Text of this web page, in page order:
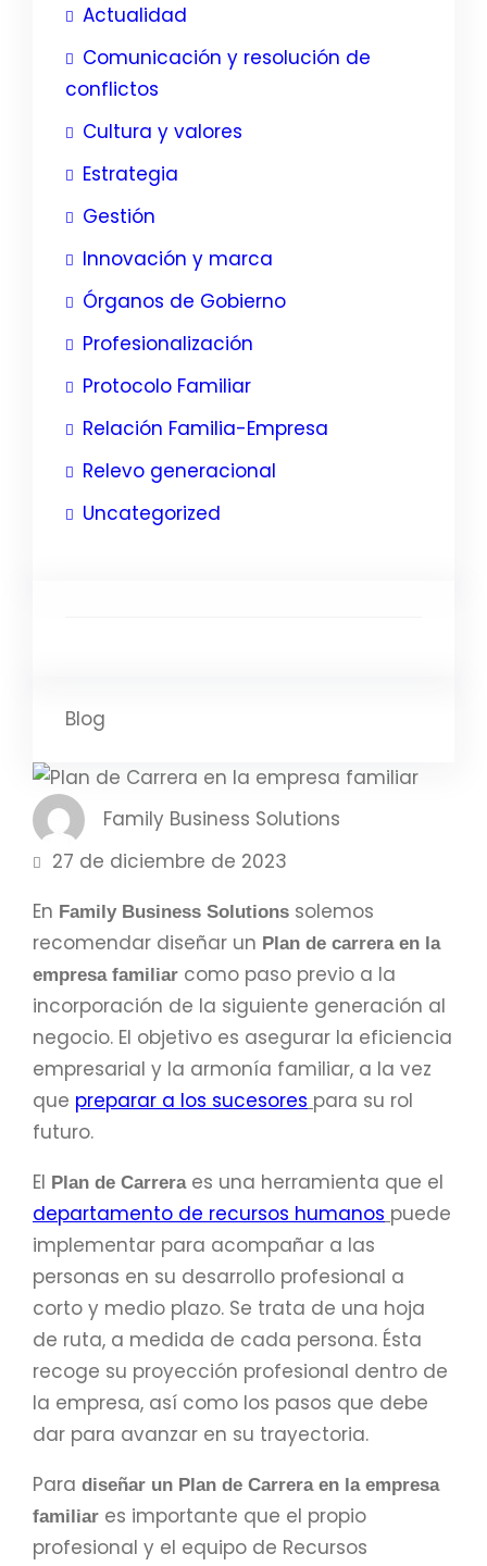
Actualidad
Comunicación y resolución de
conflictos
Cultura y valores
Estrategia
Gestión
Innovación y marca
Órganos de Gobierno
Profesionalización
Protocolo Familiar
Relación Familia-Empresa
Relevo generacional
Uncategorized
Blog
Family Business Solutions
27 de diciembre de 2023
En Family Business Solutions solemos
recomendar diseñar un Plan de carrera en la
empresa familiar como paso previo a la
incorporación de la siguiente generación al
negocio. El objetivo es asegurar la eficiencia
empresarial y la armonía familiar, a la vez
que preparar a los sucesores para su rol
futuro.
El Plan de Carreraes una herramienta que el
departamento de recursos humanos puede
implementar para acompañar a las
personas en su desarrollo profesional a
corto y medio plazo. Se trata de una hoja
de ruta, a medida de cada persona. Ésta
recoge su proyección profesional dentro de
la empresa, así como los pasos que debe
dar para avanzar en su trayectoria.
Para diseñar un Plan de Carrera en la empresa
familiar es importante que el propio
profesional y el equipo de Recursos